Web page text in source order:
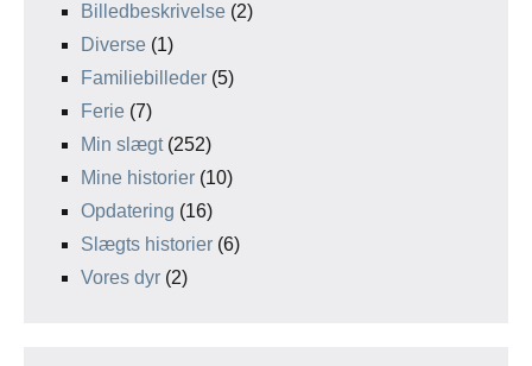
Billedbeskrivelse (2)
Diverse (1)
Familiebilleder (5)
Ferie (7)
Min slægt(252)
Mine historier (10)
Opdatering (16)
Slægts historier (6)
Vores dyr (2)